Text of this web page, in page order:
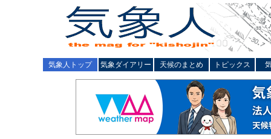
気象人トップ 気象ダイアリー 天候のまとめ トピックス